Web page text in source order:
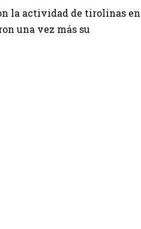
la actividad de tirolinas en
una vez más su